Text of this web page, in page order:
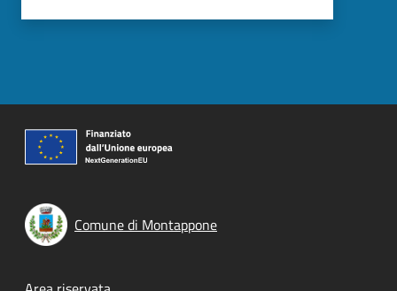
Comune di Montappone